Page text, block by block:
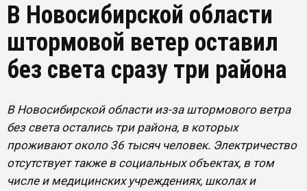
В Новосибирской области
штормовой ветер оставил
без света сразу три района
В Новосибирской области из-за штормового ветра
без света остались три района, в которых
проживают около 36 тысяч человек. Электричество
отсутствует также в социальных объектах, в том
числе и медицинских учреждениях, школах и